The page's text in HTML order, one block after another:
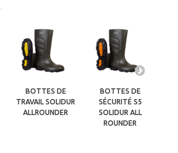
BOTTES DE
TRAVAIL SOLIDUR
ALLROUNDER
BOTTES DE
SÉCURITÉ S5
SOLIDUR ALL
ROUNDER